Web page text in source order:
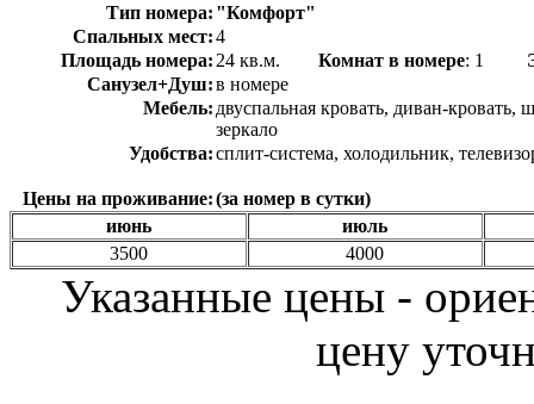
Тип номера: "Комфорт"
Спальных мест:4
Площадь номера: 24 кв.м. Комнат в номере: 1
Санузел+Душ:в номере
Мебель: двуспальная кровать, диван-
зеркало
Удобства:сплит-система, холодильник,
Цены на проживание:(за номер в сутки)
июнь
июль
3500
4000
Указанные цены -
цену